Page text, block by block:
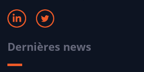
Dernières news